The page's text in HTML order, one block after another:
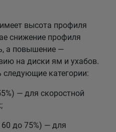
высота профиля
снижение профиля
а повышение —
на диски ям и ухабов.
категории:
— для скоростной
до 75%) — для